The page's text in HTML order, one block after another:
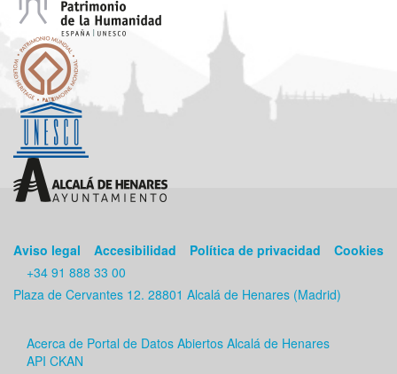
Aviso legal Accesibilidad Política de privacidad
Cookies
+34 91 888 33 00
Plaza de Cervantes 12. 28801 Alcalá de Henares (Madrid)
Acerca de Portal de Datos Abiertos Alcalá de Henares
API CKAN